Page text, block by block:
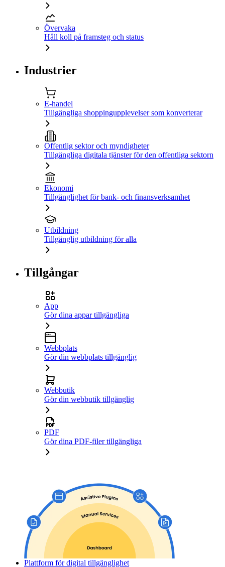
Övervaka
Håll koll på framsteg och status
Industrier
E-handel
Tillgängliga shoppingupplevelser som konverterar
Offentlig sektor och myndigheter
Tillgängliga digitala tjänster för den offentliga sektorn
Ekonomi
Tillgänglighet för bank- och finansverksamhet
Utbildning
Tillgänglig utbildning för alla
Tillgångar
App
Gör dina appar tillgängliga
Webbplats
Gör din webbplats tillgänglig
Webbutik
Gör din webbutik tillgänglig
PDF
Gör dina PDF-filer tillgängliga
Plattform för digital tillgänglighet